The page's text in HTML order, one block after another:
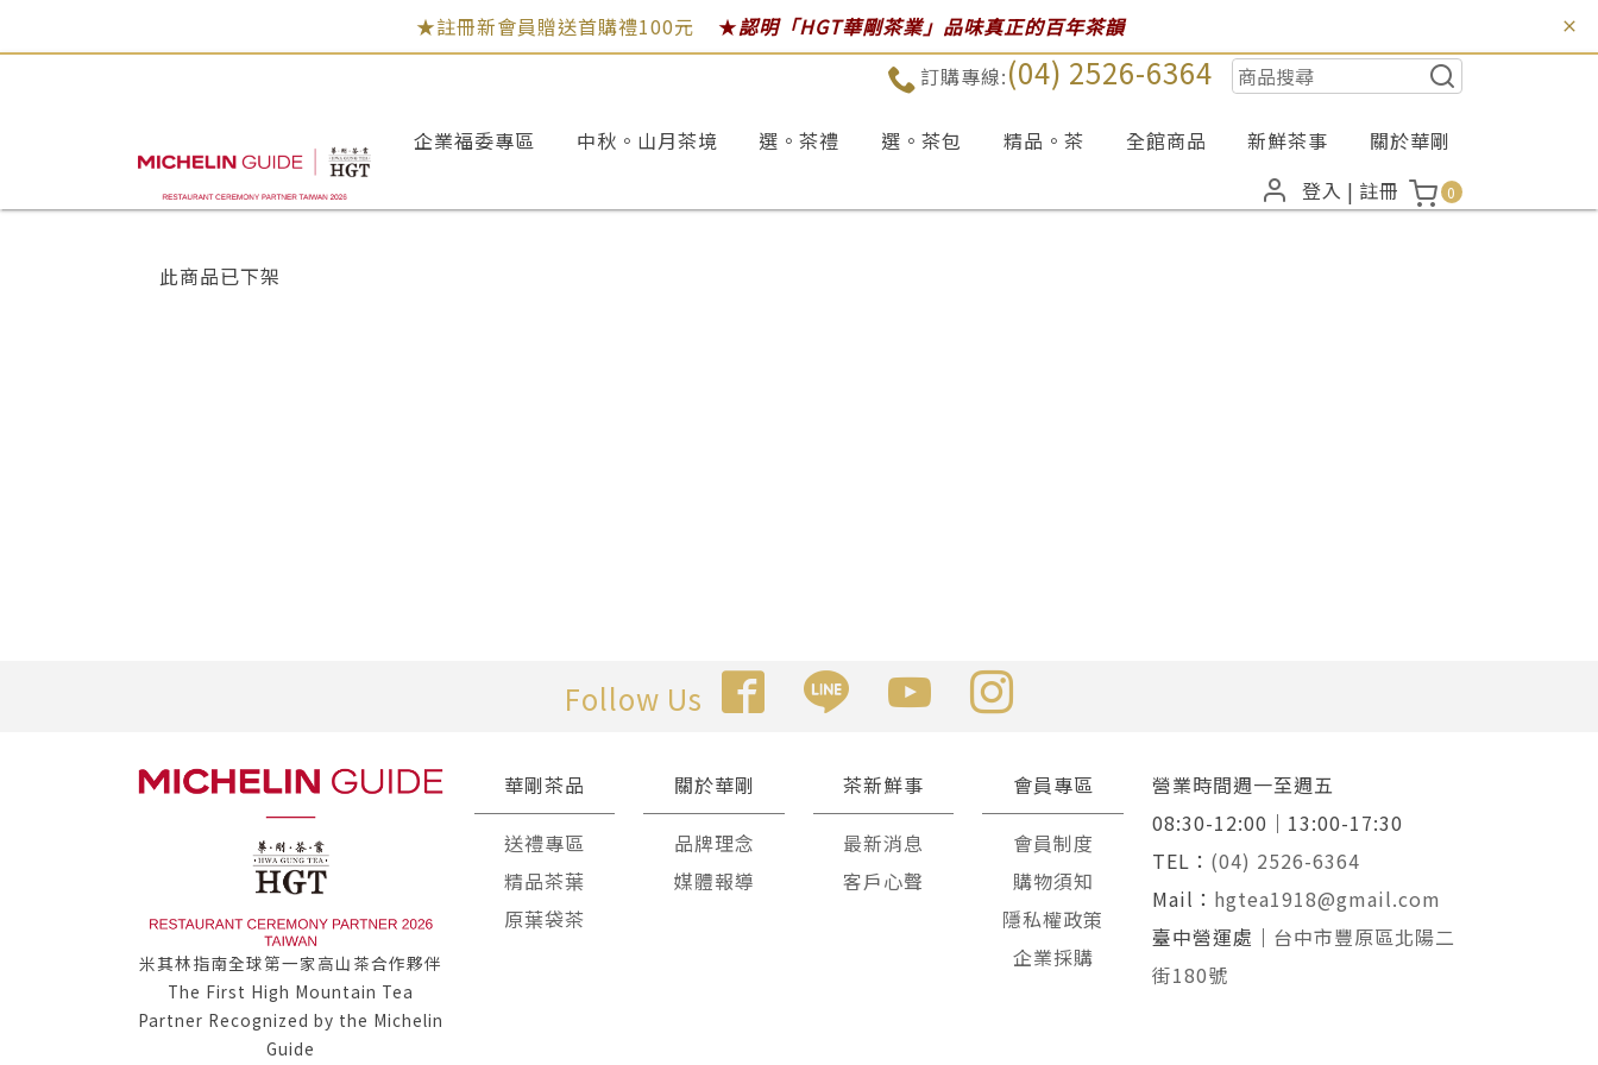
★註冊新會員贈送首購禮100元 ★認明「HGT華剛茶業」品味真正的百年茶韻
訂購專線:(04) 2526-6364
企業福委專區 中秋。山月茶境 選。茶禮 選。茶包 精品。茶 全館商品 新鮮茶事
關於華剛
登入 | 註冊 0
此商品已下架
Follow Us
米其林指南全球第一家高山茶合作夥伴
The First High Mountain Tea
Partner Recognized by the Michelin
Guide
華剛茶品
送禮專區
精品茶葉
原葉袋茶
關於華剛
品牌理念
媒體報導
茶新鮮事
最新消息
客戶心聲
會員專區
會員制度
購物須知
隱私權政策
企業採購
營業時間週一至週五
08:30-12:00｜13:00-17:30
TEL： (04) 2526-6364
Mail： hgtea1918@gmail.com
臺中營運處｜ 台中市豐原區北陽二
街180號